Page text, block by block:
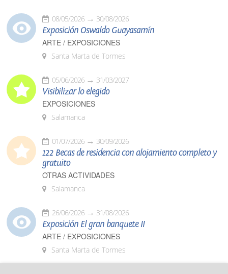
08/05/2026 30/08/2026
Exposición Oswaldo Guayasamín
ARTE / EXPOSICIONES
Santa Marta de Tormes
05/06/2026 31/03/2027
Visibilizar lo elegido
EXPOSICIONES
Salamanca
01/07/2026 30/09/2026
122 Becas de residencia con alojamiento completo y
gratuito
OTRAS ACTIVIDADES
Salamanca
26/06/2026 31/08/2026
Exposición El gran banquete II
ARTE / EXPOSICIONES
Santa Marta de Tormes